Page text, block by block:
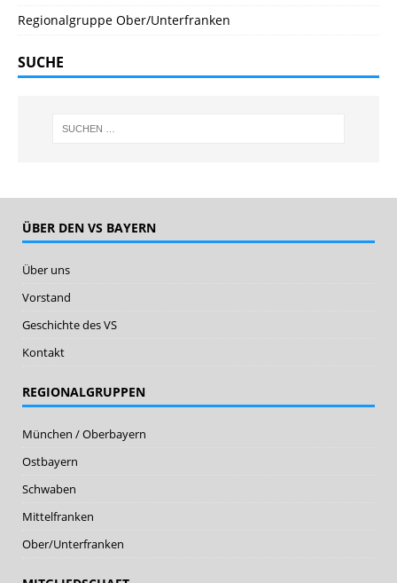
Regionalgruppe Ober/Unterfranken
SUCHE
ÜBER DEN VS BAYERN
Über uns
Vorstand
Geschichte des VS
Kontakt
REGIONALGRUPPEN
München / Oberbayern
Ostbayern
Schwaben
Mittelfranken
Ober/Unterfranken